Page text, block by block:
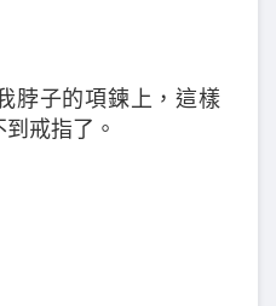
脖子的項鍊上，這樣
戒指了。